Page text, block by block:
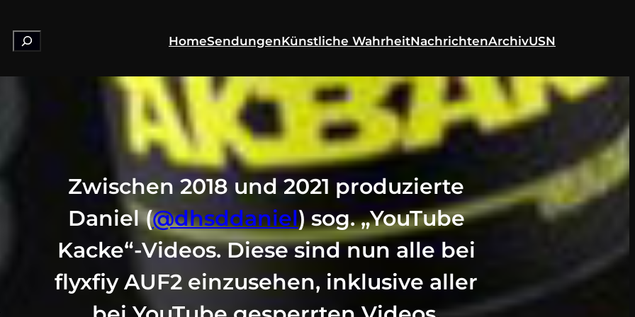
Suchen HomeSendungenKünstliche WahrheitNachrichtenArchivUSN
Zwischen 2018 und 2021 produzierte
Daniel (@dhsddaniel) sog. „YouTube
Kacke“-Videos. Diese sind nun alle bei
flyxfiy AUF2 einzusehen, inklusive aller